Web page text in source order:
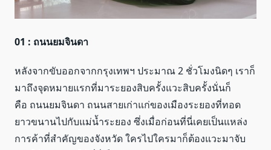
01 : ถนนยมจินดา
หลังจากขับออกจากกรุงเทพฯ ประมาณ 2 ชั่วโมงนิดๆ เราก็
มาถึงจุดหมายแรกที่มาระยองสิบครั้งแวะสิบครั้งนั่นก็
คือ ถนนยมจินดา ถนนสายเก่าแก่ของเมืองระยองที่ทอด
ยาวขนานไปกับแม่น้ำระยอง ซึ่งเมื่อก่อนที่นี่เคยเป็นแหล่ง
การค้าที่สำคัญของจังหวัด ใครไปใครมาก็ต้องแวะมาจับ